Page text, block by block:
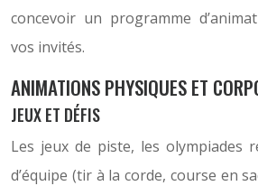
concevoir un programme
vos invités.
ANIMATIONS PHYSIQUES ET
JEUX ET DÉFIS
Les jeux de piste, les olympiades
d’équipe (tir à la corde, course en